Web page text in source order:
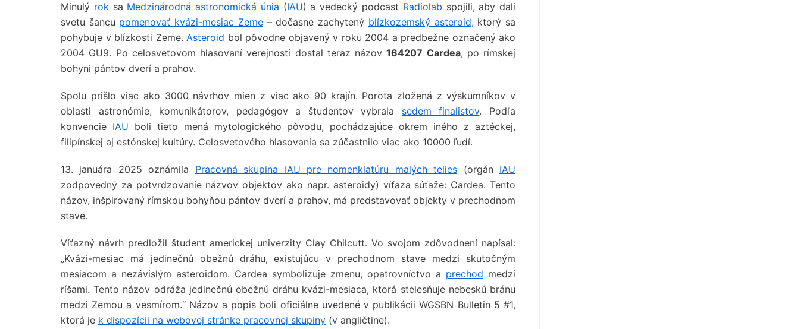
Minulý roksa Medzinárodná astronomická únia (IAU) a vedecký podcast Radiolab spojili, aby dali
svetu šancu pomenovať kvázi-mesiac Zeme– dočasne zachytený blízkozemský asteroid, ktorý sa
pohybuje v blízkosti Zeme. Asteroid bol pôvodne objavený v roku 2004 a predbežne označený ako
2004 GU9. Po celosvetovom hlasovaní verejnosti dostal teraz názov164207 Cardea, po rímskej
bohyni pántov dverí a prahov.
Spolu prišlo viac ako 3000 návrhov mien z viac ako 90 krajín. Porota zložená z výskumníkov v
oblasti astronómie, komunikátorov, pedagógov a študentov vybrala sedem finalistov. Podľa
konvencie IAU boli tieto mená mytologického pôvodu, pochádzajúce okrem iného z aztéckej,
filipínskej aj estónskej kultúry. Celosvetového hlasovania sa zúčastnilo viac ako 10000 ľudí.
13. januára 2025 oznámila Pracovná skupina IAU pre nomenklatúru malých telies (orgán IAU
zodpovedný za potvrdzovanie názvov objektov ako napr. asteroidy) víťaza súťaže: Cardea. Tento
názov, inšpirovaný rímskou bohyňou pántov dverí a prahov, má predstavovať objekty v prechodnom
stave.
Víťazný návrh predložil študent americkej univerzity Clay Chilcutt. Vo svojom zdôvodnení napísal:
„Kvázi-mesiac má jedinečnú obežnú dráhu, existujúcu v prechodnom stave medzi skutočným
mesiacom a nezávislým asteroidom. Cardea symbolizuje zmenu, opatrovníctvo a prechod medzi
ríšami. Tento názov odráža jedinečnú obežnú dráhu kvázi-mesiaca, ktorá stelesňuje nebeskú bránu
medzi Zemou a vesmírom.“ Názov a popis boli oficiálne uvedené v publikácii WGSBN Bulletin 5 #1,
ktorá je k dispozícii na webovej stránke pracovnej skupiny (v angličtine).